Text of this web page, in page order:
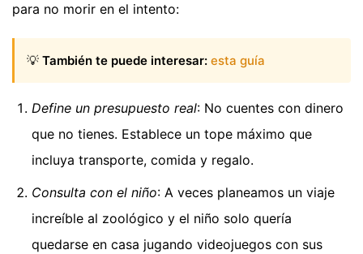
para no morir en el intento:
💡 También te puede interesar: esta guía
Define un presupuesto real: No cuentes con dinero
que no tienes. Establece un tope máximo que
incluya transporte, comida y regalo.
Consulta con el niño: A veces planeamos un viaje
increíble al zoológico y el niño solo quería
quedarse en casa jugando videojuegos con sus